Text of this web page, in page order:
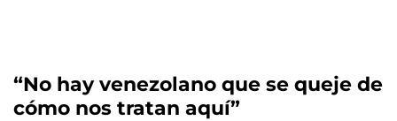
“No hay venezolano que se queje de
cómo nos tratan aquí”